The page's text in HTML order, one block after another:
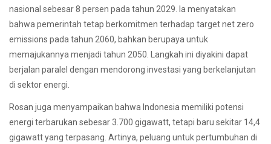
nasional sebesar 8 persen pada tahun 2029. Ia menyatakan
bahwa pemerintah tetap berkomitmen terhadap target net zero
emissions pada tahun 2060, bahkan berupaya untuk
memajukannya menjadi tahun 2050. Langkah ini diyakini dapat
berjalan paralel dengan mendorong investasi yang berkelanjutan
di sektor energi.
Rosan juga menyampaikan bahwa Indonesia memiliki potensi
energi terbarukan sebesar 3.700 gigawatt, tetapi baru sekitar 14,4
gigawatt yang terpasang. Artinya, peluang untuk pertumbuhan di